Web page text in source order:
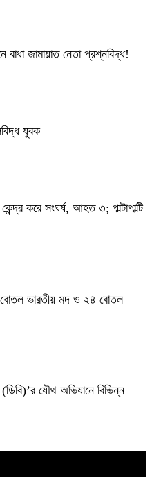
বাধা জামায়াত নেতা প্রশ্নবিদ্ধ!
যুবক
করে সংঘর্ষ, আহত ৩; পাল্টাপাল্টি
বোতল ভারতীয় মদ ও ২৪ বোতল
যৌথ অভিযানে বিভিন্ন